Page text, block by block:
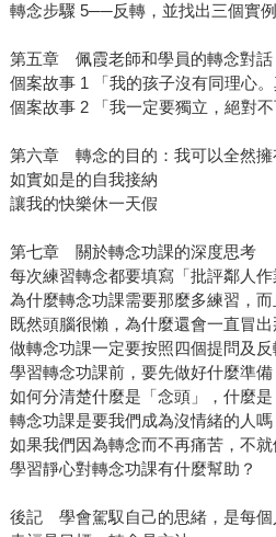
轉念步驟 5──反轉，並找出三個實例
第五章 佩霞老師和學員的轉念對話
個案故事 1 「我的孩子沒有同理心。
個案故事 2 「我一定要獨立，絕對
第六章 轉念的目的：我可以全然擁
如實如是的自我接納
讓我的快樂休一天假
第七章 關於轉念功課的深度思考
每次練習轉念都要填寫「批評鄰人作
為什麼轉念功課需要那麼多練習，
既然頭腦很懶，為什麼還會一直冒出
做轉念功課一定要按照四個提問及反
學習轉念功課前，要先做好什麼準備
如何分清楚什麼是「念頭」，什麼是
轉念功課是要我們成為沒情緒的人嗎
如果我們因為轉念而不再痛苦，不
學習靜心對轉念功課有什麼幫助？
後記 學會駕馭自己的思緒，是每個